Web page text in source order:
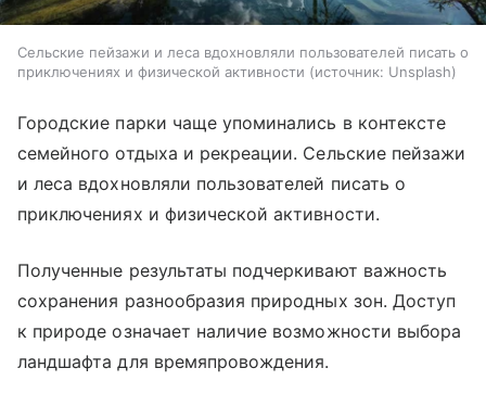
Сельские пейзажи и леса вдохновляли пользователей писать о
приключениях и физической активности
источник: Unsplash
Городские парки чаще упоминались в контексте
семейного отдыха и рекреации. Сельские пейзажи
и леса вдохновляли пользователей писать о
приключениях и физической активности.
Полученные результаты подчеркивают важность
сохранения разнообразия природных зон. Доступ
к природе означает наличие возможности выбора
ландшафта для времяпровождения.